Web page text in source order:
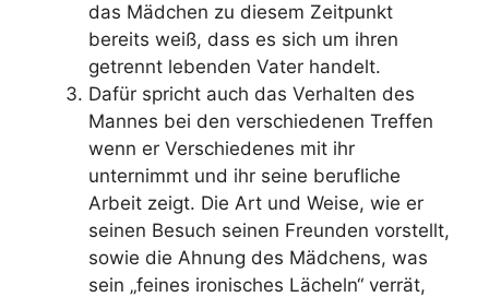
das Mädchen zu diesem Zeitpunkt
bereits weiß, dass es sich um ihren
getrennt lebenden Vater handelt.
Dafür spricht auch das Verhalten des
Mannes bei den verschiedenen Treffen
wenn er Verschiedenes mit ihr
unternimmt und ihr seine berufliche
Arbeit zeigt. Die Art und Weise, wie er
seinen Besuch seinen Freunden vorstellt,
sowie die Ahnung des Mädchens, was
sein „feines ironisches Lächeln“ verrät,